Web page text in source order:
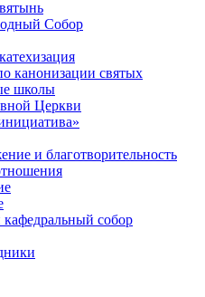
Собор
канонизации святых
школы
Церкви
и благотворительность
собор